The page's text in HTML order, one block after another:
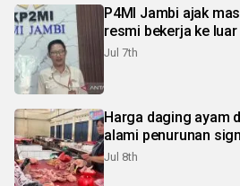
P4MI Jambi ajak
resmi bekerja ke
Jul 7th
Harga daging ayam
alami penurunan
Jul 8th